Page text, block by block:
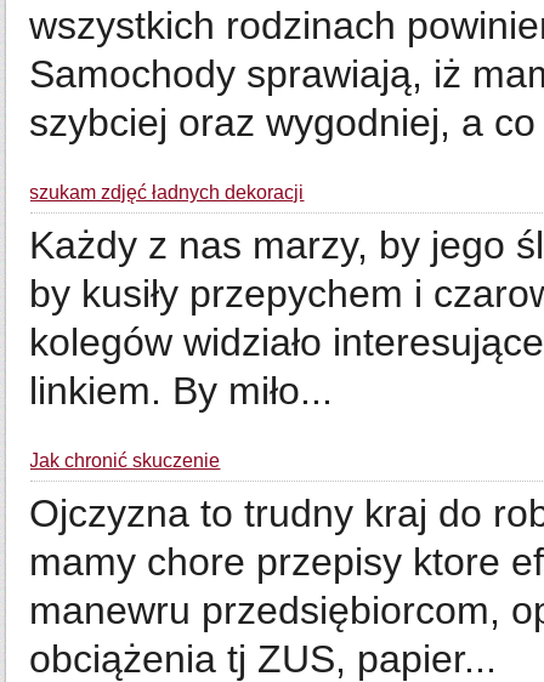
wszystkich rodzinach
Samochody sprawiają, iż
szybciej oraz wygodniej, a
szukam zdjęć ładnych dekoracji
Każdy z nas marzy, by jego
by kusiły przepychem i
kolegów widziało
linkiem. By miło...
Jak chronić skuczenie
Ojczyzna to trudny kraj do
mamy chore przepisy ktore
manewru przedsiębiorcom,
obciążenia tj ZUS, papier...